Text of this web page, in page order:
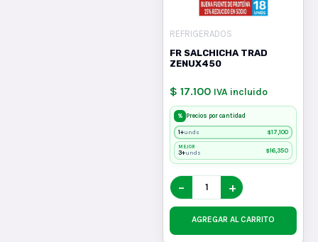
REFRIGERADOS
FR SALCHICHA TRAD
ZENUX450
$ 17.100 IVA incluido
% Precios por cantidad
1+unds $17,100
MEJOR
3+unds $16,350
− +
AGREGAR AL CARRITO